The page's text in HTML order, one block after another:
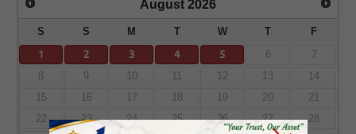
August 2026
S S M T W T F
1 2 3 4 5 6
7
8
9 10 11 12 13
14
15
16 17 18 19 20
21
22
23 24 25 26 27
28